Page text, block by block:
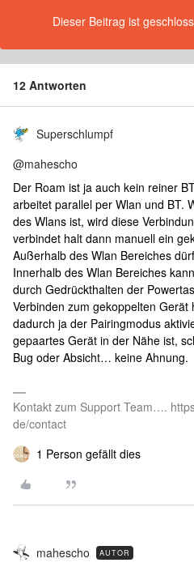
Dieser Beitrag ist
12 Antworten
Superschlumpf
@mahescho
Der Roam ist ja auch kein reiner
arbeitet parallel per Wlan und BT.
des Wlans ist, wird diese
verbindet halt dann manuell ein
Außerhalb des Wlan Bereiches
Innerhalb des Wlan Bereiches
durch Gedrückthalten der
Verbinden zum gekoppelten
dadurch ja der Pairingmodus
gepaartes Gerät in der Nähe ist,
Bug oder Absicht… keine Ahnung.
Kontakt zum Support Team….
de/contact
1 Person gefällt dies
mahescho AUTOR